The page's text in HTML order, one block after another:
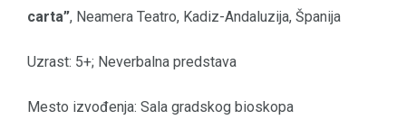
carta”, Neamera Teatro, Kadiz-Andaluzija, Španija
Uzrast: 5+; Neverbalna predstava
Mesto izvođenja: Sala gradskog bioskopa